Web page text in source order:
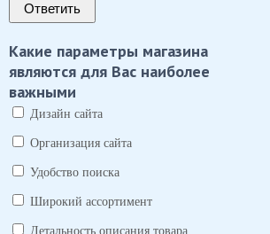
Ответить
Какие параметры магазина
являются для Вас наиболее
важными
Дизайн сайта
Организация сайта
Удобство поиска
Широкий ассортимент
Детальность описания товара